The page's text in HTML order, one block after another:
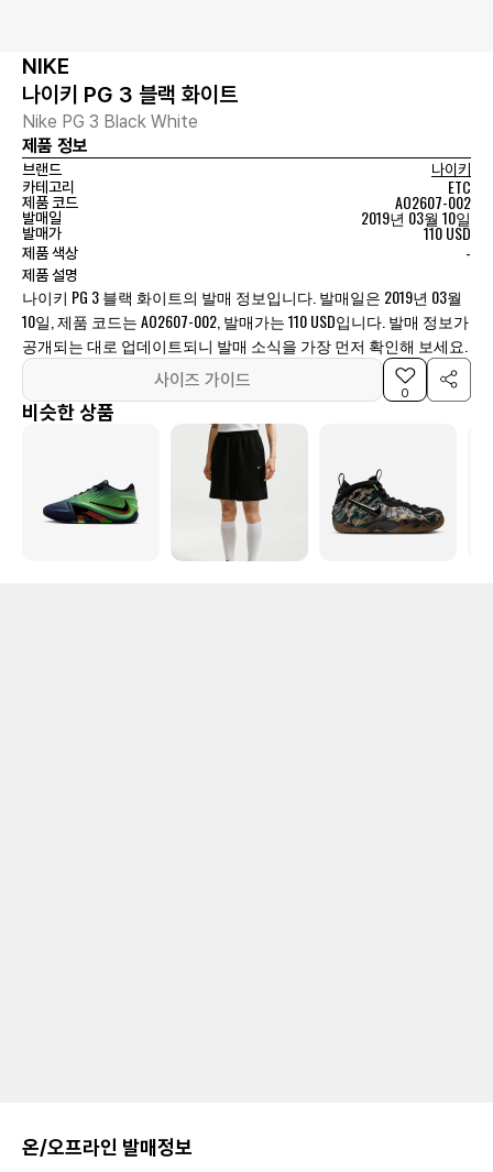
NIKE
나이키 PG 3 블랙 화이트
Nike PG 3 Black White
제품 정보
브랜드
나이키
카테고리
ETC
제품 코드 AO2607-002
발매일 2019년 03월 10일
발매가 110 USD
제품 색상 -
제품 설명
나이키 PG 3 블랙 화이트의 발매 정보입니다. 발매일은 2019년 03월
10일, 제품 코드는 AO2607-002, 발매가는 110 USD입니다. 발매 정보가
공개되는 대로 업데이트되니 발매 소식을 가장 먼저 확인해 보세요.
사이즈 가이드
0
비슷한 상품
온/오프라인 발매정보